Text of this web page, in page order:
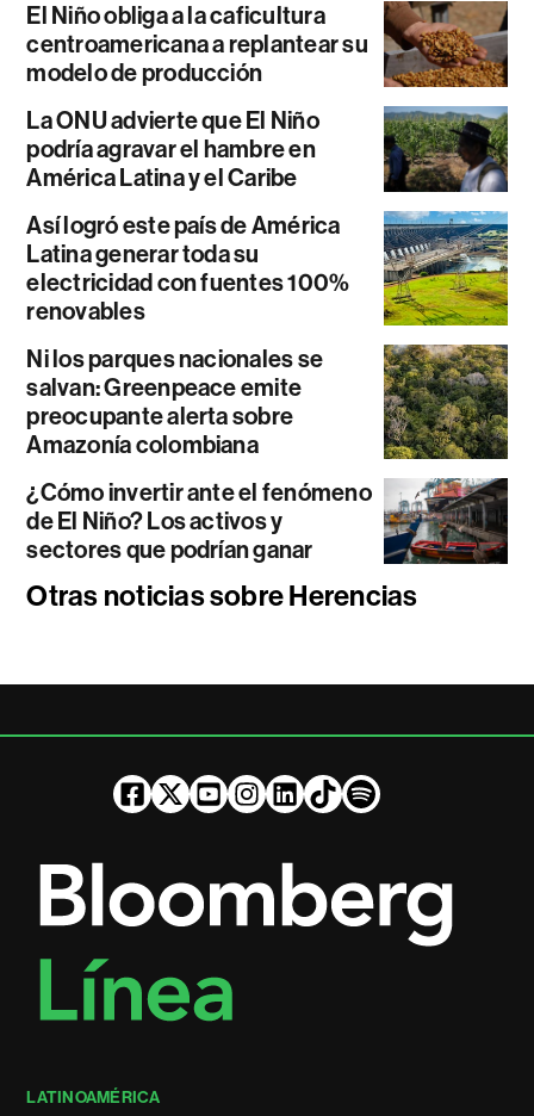
El Niño obliga a la caficultura
centroamericana a replantear su
modelo de producción
La ONU advierte que El Niño
podría agravar el hambre en
América Latina y el Caribe
Así logró este país de América
Latina generar toda su
electricidad con fuentes 100%
renovables
Ni los parques nacionales se
salvan: Greenpeace emite
preocupante alerta sobre
Amazonía colombiana
¿Cómo invertir ante el fenómeno
de El Niño? Los activos y
sectores que podrían ganar
Otras noticias sobre Herencias
LATINOAMÉRICA